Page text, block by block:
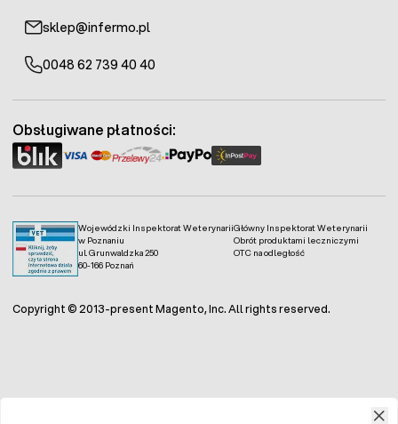
sklep@infermo.pl
0048 62 739 40 40
Wojewódzki Inspektorat Weterynarii
w Poznaniu
ul. Grunwaldzka 250
60-166 Poznań
Główny Inspektorat Weterynarii
Obrót produktami leczniczymi
OTC na odległość
Obsługiwane płatności:
Copyright © 2013-present Magento, Inc. All rights reserved.